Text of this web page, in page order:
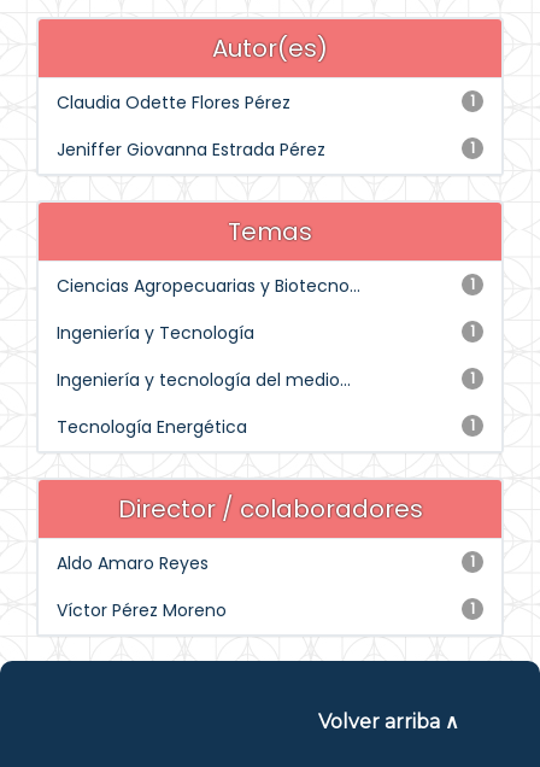
Autor(es)
1
Claudia Odette Flores Pérez
1
Jeniffer Giovanna Estrada Pérez
Temas
1
Ciencias Agropecuarias y Biotecno...
1
Ingeniería y Tecnología
1
Ingeniería y tecnología del medio...
1
Tecnología Energética
Director / colaboradores
1
Aldo Amaro Reyes
1
Víctor Pérez Moreno
Volver arriba ∧